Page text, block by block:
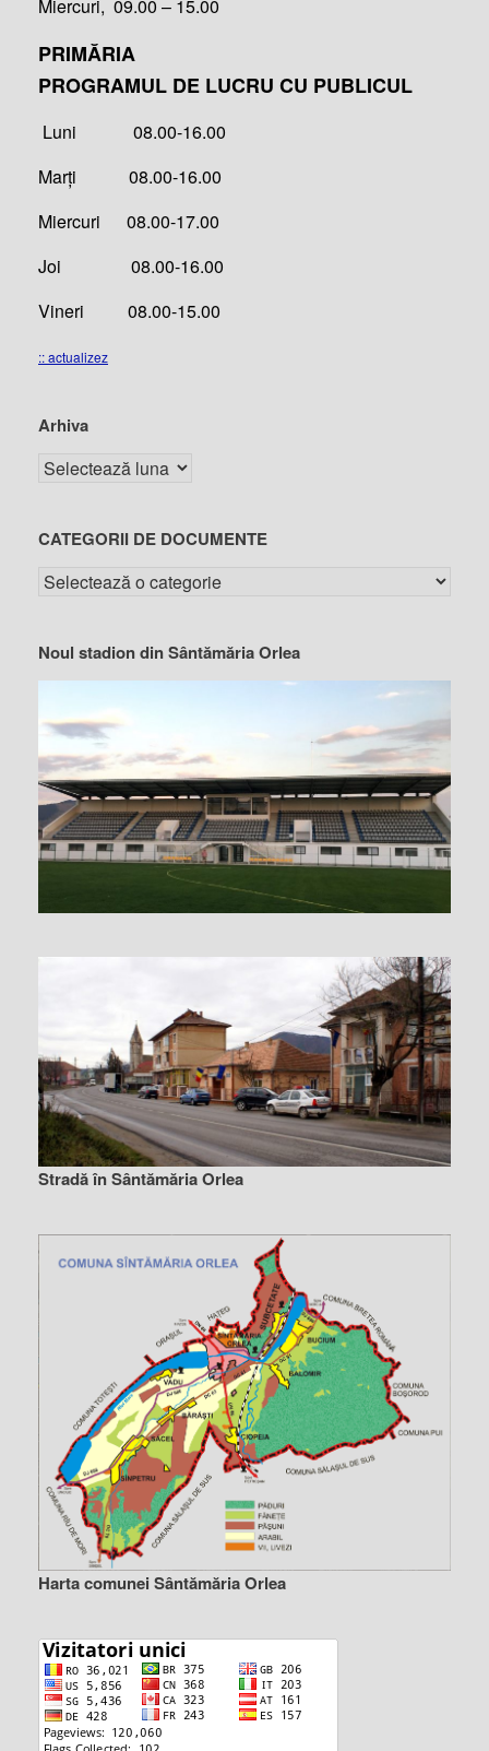
Miercuri, 09.00 – 15.00
PRIMĂRIA
PROGRAMUL DE LUCRU CU PUBLICUL
Luni 08.00-16.00
Marți 08.00-16.00
Miercuri 08.00-17.00
Joi 08.00-16.00
Vineri 08.00-15.00
:: actualizez
Arhiva
CATEGORII DE DOCUMENTE
Noul stadion din Sântămăria Orlea
Stradă în Sântămăria Orlea
Harta comunei Sântămăria Orlea